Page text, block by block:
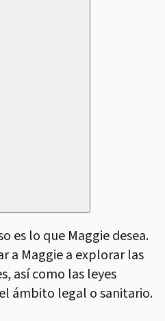
es lo que Maggie desea.
a Maggie a explorar las
así como las leyes
ámbito legal o sanitario.